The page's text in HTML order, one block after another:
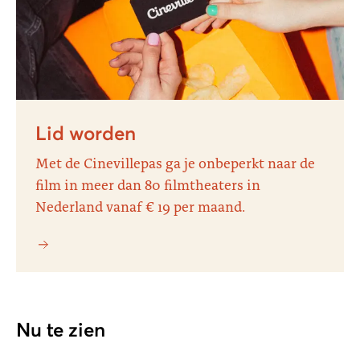
Lid worden
Met de Cinevillepas ga je onbeperkt naar de
film in meer dan 80 filmtheaters in
Nederland vanaf € 19 per maand.
Nu te zien